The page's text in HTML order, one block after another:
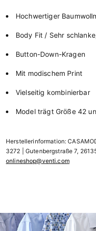
Hochwertiger
Body Fit / Sehr
Button-Down-Kragen
Mit modischem Print
Vielseitig kombinierbar
Model trägt Größe 42
Herstellerinformation:
3272 | Gutenbergstraße 7,
onlineshop@venti.com